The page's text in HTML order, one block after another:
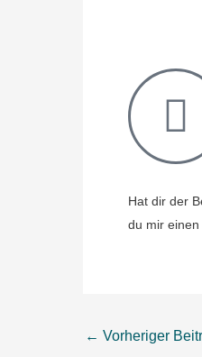
Hat dir der
du mir
← Vorheriger